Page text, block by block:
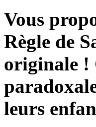
Vous
Règle de
originale !
leurs